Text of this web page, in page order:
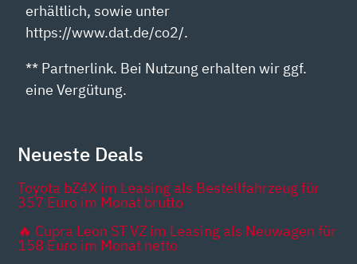
erhältlich, sowie unter
https://www.dat.de/co2/.
** Partnerlink. Bei Nutzung erhalten wir ggf.
eine Vergütung.
Neueste Deals
Toyota bZ4X im Leasing als Bestellfahrzeug für
357 Euro im Monat brutto
🔥 Cupra Leon ST VZ im Leasing als Neuwagen für
158 Euro im Monat netto